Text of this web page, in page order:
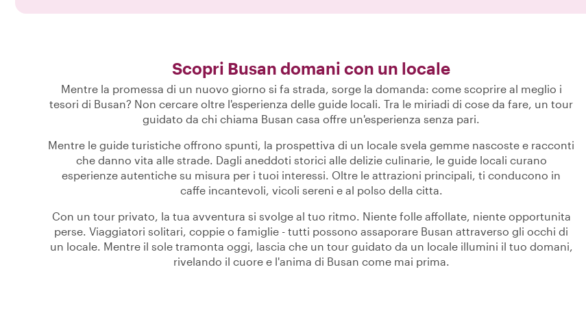
Scopri Busan domani con un locale
Mentre la promessa di un nuovo giorno si fa strada, sorge la domanda: come scoprire al meglio i
tesori di Busan? Non cercare oltre l'esperienza delle guide locali. Tra le miriadi di cose da fare, un tour
guidato da chi chiama Busan casa offre un'esperienza senza pari.
Mentre le guide turistiche offrono spunti, la prospettiva di un locale svela gemme nascoste e racconti
che danno vita alle strade. Dagli aneddoti storici alle delizie culinarie, le guide locali curano
esperienze autentiche su misura per i tuoi interessi. Oltre le attrazioni principali, ti conducono in
caffe incantevoli, vicoli sereni e al polso della citta.
Con un tour privato, la tua avventura si svolge al tuo ritmo. Niente folle affollate, niente opportunita
perse. Viaggiatori solitari, coppie o famiglie - tutti possono assaporare Busan attraverso gli occhi di
un locale. Mentre il sole tramonta oggi, lascia che un tour guidato da un locale illumini il tuo domani,
rivelando il cuore e l'anima di Busan come mai prima.